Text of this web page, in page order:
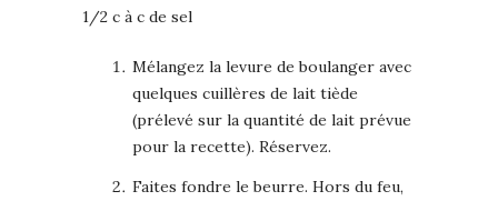
1/2 c à c de sel
Mélangez la levure de boulanger avec
quelques cuillères de lait tiède
(prélevé sur la quantité de lait prévue
pour la recette). Réservez.
Faites fondre le beurre. Hors du feu,